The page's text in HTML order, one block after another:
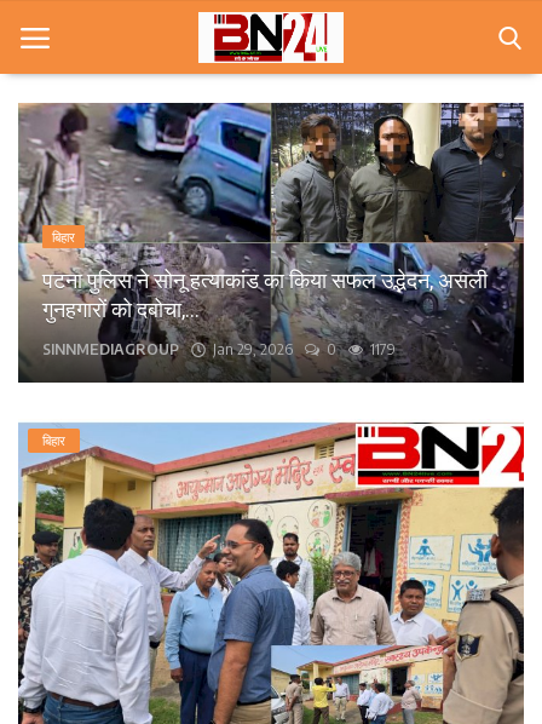
Home
खबरे
खेल
करियर
स्त्री
राज्य
कृषि
मूवी मसाला
लाइफ स्टाइल
पर्यटन
धर्म
बिहार
पटना पुलिस ने सोनू हत्याकांड का किया सफल उद्भेदन, असली
गुनहगारों को दबोचा,...
SINNMEDIAGROUP Jan 29, 2026 0 1179
बिहार